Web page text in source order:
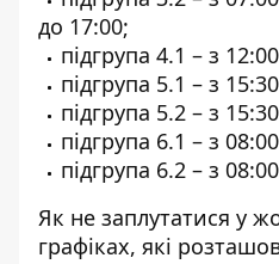
до 17:00;
підгрупа 4.1 – з
підгрупа 5.1 – з
підгрупа 5.2 – з
підгрупа 6.1 – з
підгрупа 6.2 – з
Як не заплутатися у
графіках, які